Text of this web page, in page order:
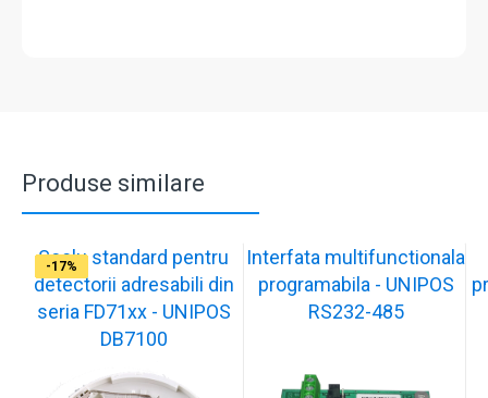
Produse similare
-17%
Soclu standard pentru
detectorii adresabili din
seria FD71xx - UNIPOS
DB7100
-17%
Interfata multifunctionala
programabila - UNIPOS
RS232-485
-17%
-17%
-23%
-17%
-18%
-29%
-17%
-17%